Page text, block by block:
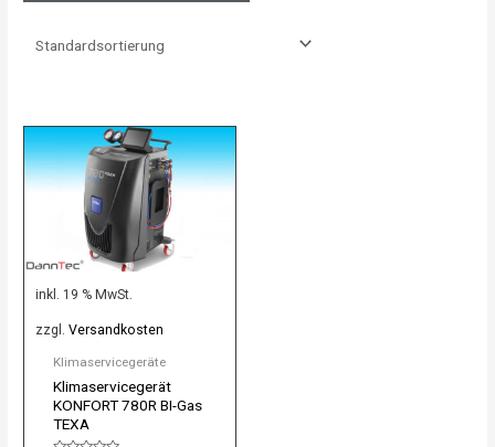
inkl. 19 % MwSt.
zzgl.Versandkosten
Klimaservicegeräte
Klimaservicegerät
KONFORT 780R BI-Gas
TEXA